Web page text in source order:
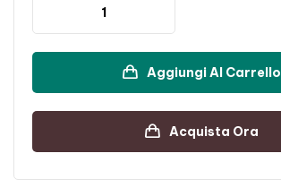
Aggiungi Al Carrello
Acquista Ora